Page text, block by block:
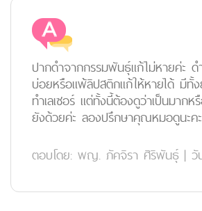
ปากดำจากกรรมพันธุ์แก้ไม่หายค่ะ ด
บ่อยหรือแพ้ลิปสติกแก้ให้หายได้ มีทั้ง
ทำเลเซอร์ แต่ทั้งนี้ต้องดูว่าเป็นมากห
ยังด้วยค่ะ ลองปรึกษาคุณหมอดูนะคะ
ตอบโดย: พญ. ภัคจิรา ศิริพันธุ์ | วั